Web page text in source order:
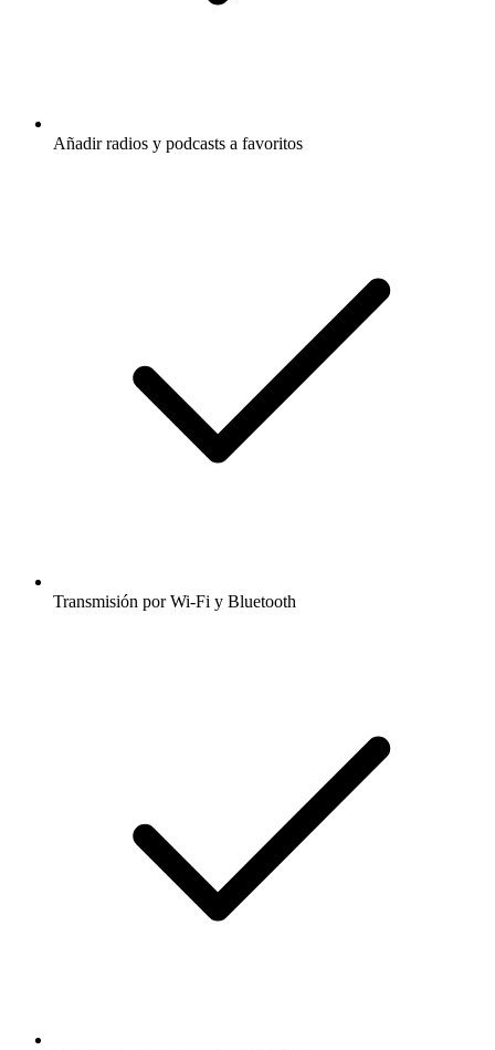
Añadir radios y podcasts a favoritos
Transmisión por Wi-Fi y Bluetooth